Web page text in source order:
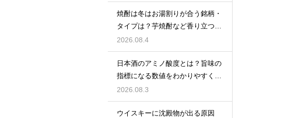
焼酎は冬はお湯割りが合う銘柄・
タイプは？芋焼酎など香り立つ本
格焼酎で体が温まる
2026.08.4
日本酒のアミノ酸度とは？旨味の
指標になる数値をわかりやすく解
説
2026.08.3
ウイスキーに沈殿物が出る原因